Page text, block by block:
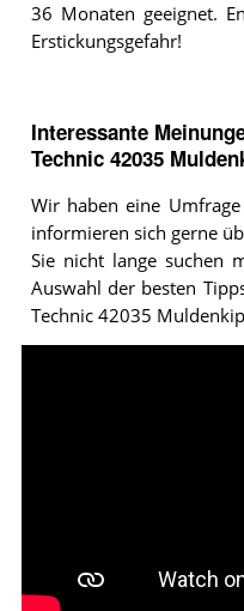
36 Monaten geeignet.
Erstickungsgefahr!
Interessante
Technic 42035
Wir haben eine
informieren sich gerne
Sie nicht lange suchen
Auswahl der besten
Technic 42035